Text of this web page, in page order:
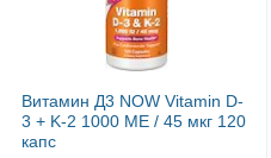
Витамин Д3 NOW Vitamin D-
3 + K-2 1000 МЕ / 45 мкг 120
капс